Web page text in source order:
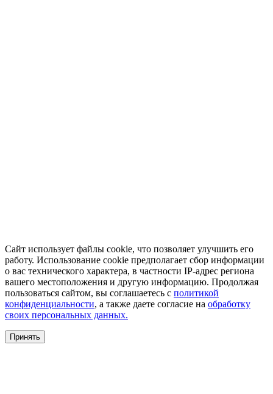
Сайт использует файлы cookie, что позволяет улучшить его
работу. Использование cookie предполагает сбор информации
о вас технического характера, в частности IP-адрес региона
вашего местоположения и другую информацию. Продолжая
пользоваться сайтом, вы соглашаетесь с политикой
конфиденциальности, а также даете согласие на обработку
своих персональных данных.
Принять